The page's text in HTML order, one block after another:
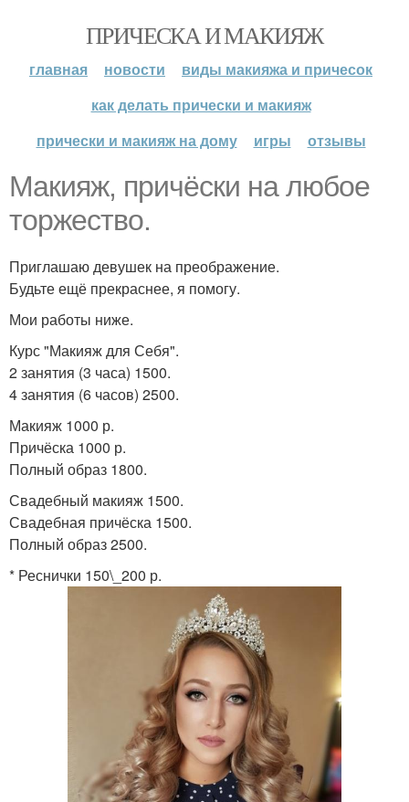
ПРИЧЕСКА И МАКИЯЖ
главная новости
виды макияжа и причесок
как делать прически и макияж
прически и макияж на дому
игры отзывы
Макияж, причёски на любое
торжество.
Приглашаю девушек на преображение.
Будьте ещё прекраснее, я помогу.
Мои работы ниже.
Курс "Макияж для Себя".
2 занятия (3 часа) 1500.
4 занятия (6 часов) 2500.
Макияж 1000 р.
Причёска 1000 р.
Полный образ 1800.
Свадебный макияж 1500.
Свадебная причёска 1500.
Полный образ 2500.
* Реснички 150\_200 р.